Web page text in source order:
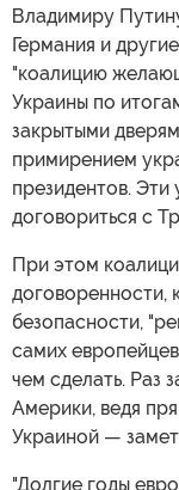
Владимиру
Германия и
"коалицию
Украины по
закрытыми
примирением
президентов.
договориться с
При этом
договоренности,
безопасности,
самих
чем сделать. Раз
Америки, ведя
Украиной —
"Долгие годы